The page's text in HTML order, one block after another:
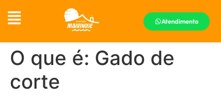
Atendimento
O que é: Gado de
corte